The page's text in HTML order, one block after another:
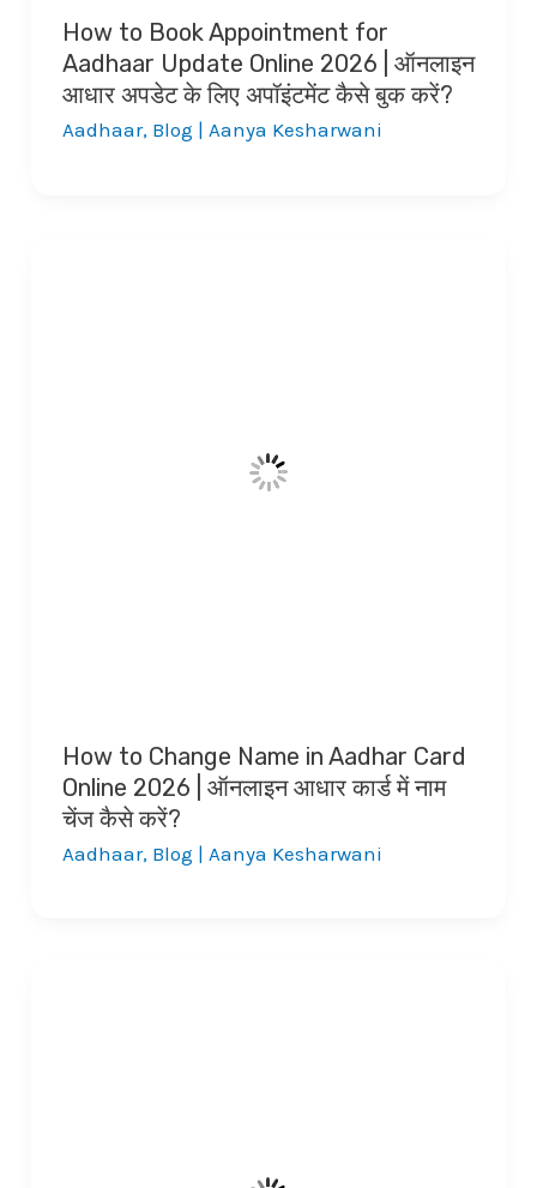
How to Book Appointment for
Aadhaar Update Online 2026 | ऑनलाइन
आधार अपडेट के लिए अपॉइंटमेंट कैसे बुक करें?
Aadhaar, Blog | Aanya Kesharwani
How to Change Name in Aadhar Card
Online 2026 | ऑनलाइन आधार कार्ड में नाम
चेंज कैसे करें?
Aadhaar, Blog | Aanya Kesharwani